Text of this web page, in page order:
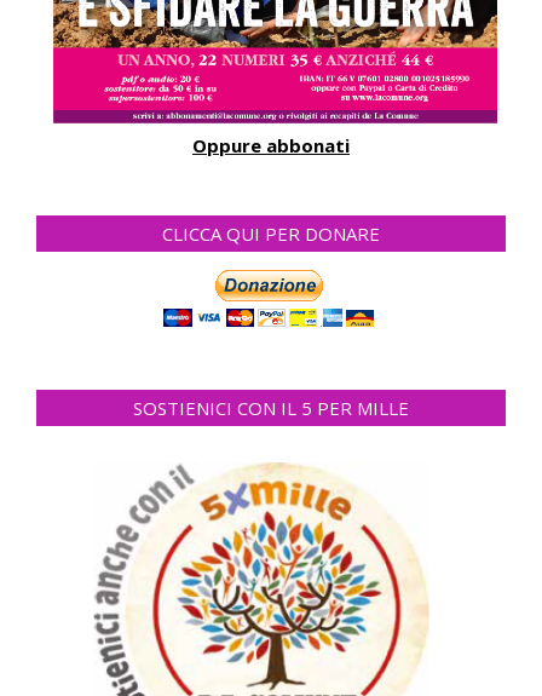
Oppure abbonati
CLICCA QUI PER DONARE
SOSTIENICI CON IL 5 PER MILLE